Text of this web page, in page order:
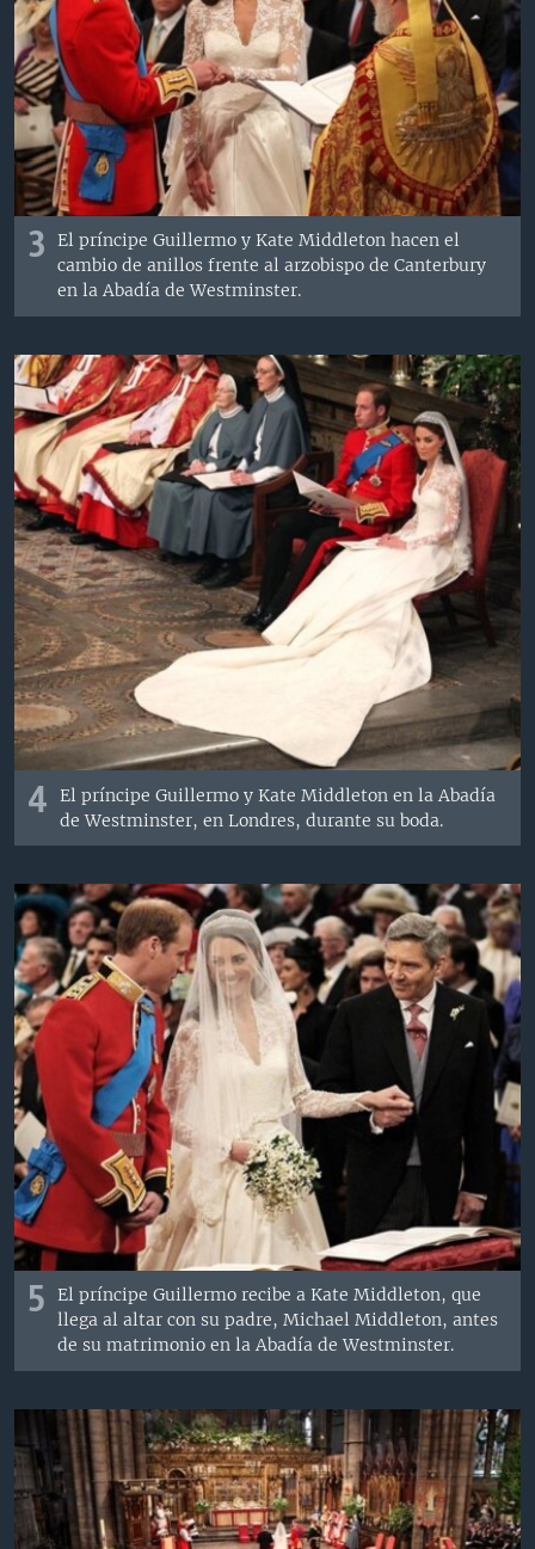
3
El príncipe Guillermo y Kate Middleton hacen el
cambio de anillos frente al arzobispo de Canterbury
en la Abadía de Westminster.
4
El príncipe Guillermo y Kate Middleton en la Abadía
de Westminster, en Londres, durante su boda.
5
El príncipe Guillermo recibe a Kate Middleton, que
llega al altar con su padre, Michael Middleton, antes
de su matrimonio en la Abadía de Westminster.